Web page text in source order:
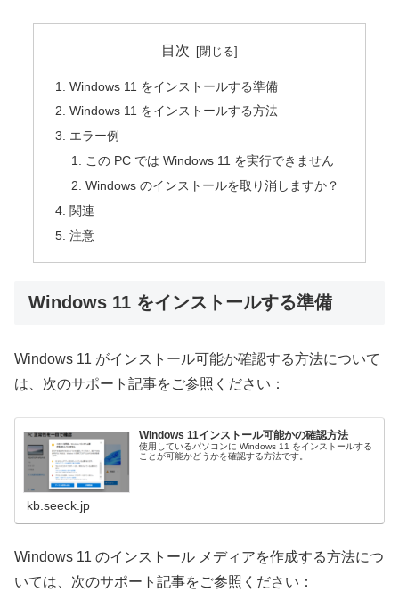
目次
Windows 11 をインストールする準備
Windows 11 をインストールする方法
エラー例
この PC では Windows 11 を実行できません
Windows のインストールを取り消しますか？
関連
注意
Windows 11 をインストールする準備
Windows 11 がインストール可能か確認する方法について
は、次のサポート記事をご参照ください：
Windows 11インストール可能かの確認方法
使用しているパソコンに Windows 11 をインストールする
ことが可能かどうかを確認する方法です。
kb.seeck.jp
Windows 11 のインストール メディアを作成する方法につ
いては、次のサポート記事をご参照ください：